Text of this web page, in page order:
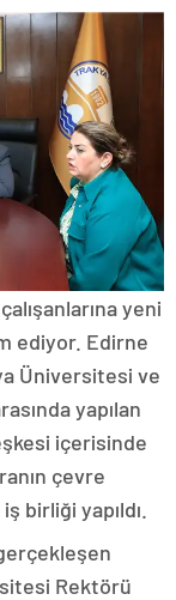
yeni
ediyor. Edirne
Üniversitesi ve
yapılan
içerisinde
çevre
birliği yapıldı.
Rektörü